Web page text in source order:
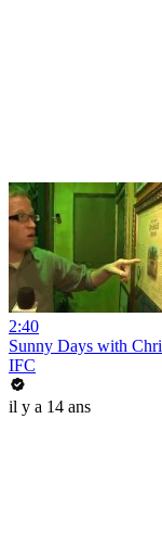
2:40
Sunny Days with
IFC
il y a 14 ans